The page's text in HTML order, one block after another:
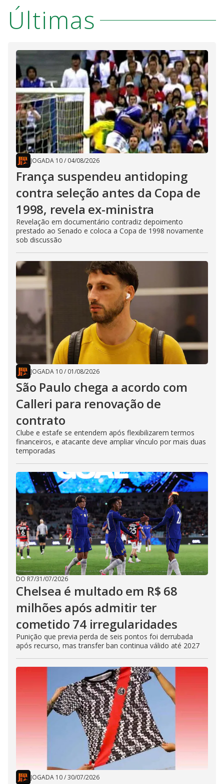
Últimas
JOGADA 10/ 04/08/2026
França suspendeu antidoping
contra seleção antes da Copa de
1998, revela ex-ministra
Revelação em documentário contradiz depoimento
prestado ao Senado e coloca a Copa de 1998 novamente
sob discussão
JOGADA 10/ 01/08/2026
São Paulo chega a acordo com
Calleri para renovação de
contrato
Clube e estafe se entendem após flexibilizarem termos
financeiros, e atacante deve ampliar vínculo por mais duas
temporadas
DO R7/31/07/2026
Chelsea é multado em R$ 68
milhões após admitir ter
cometido 74 irregularidades
Punição que previa perda de seis pontos foi derrubada
após recurso, mas transfer ban continua válido até 2027
JOGADA 10/30/07/2026